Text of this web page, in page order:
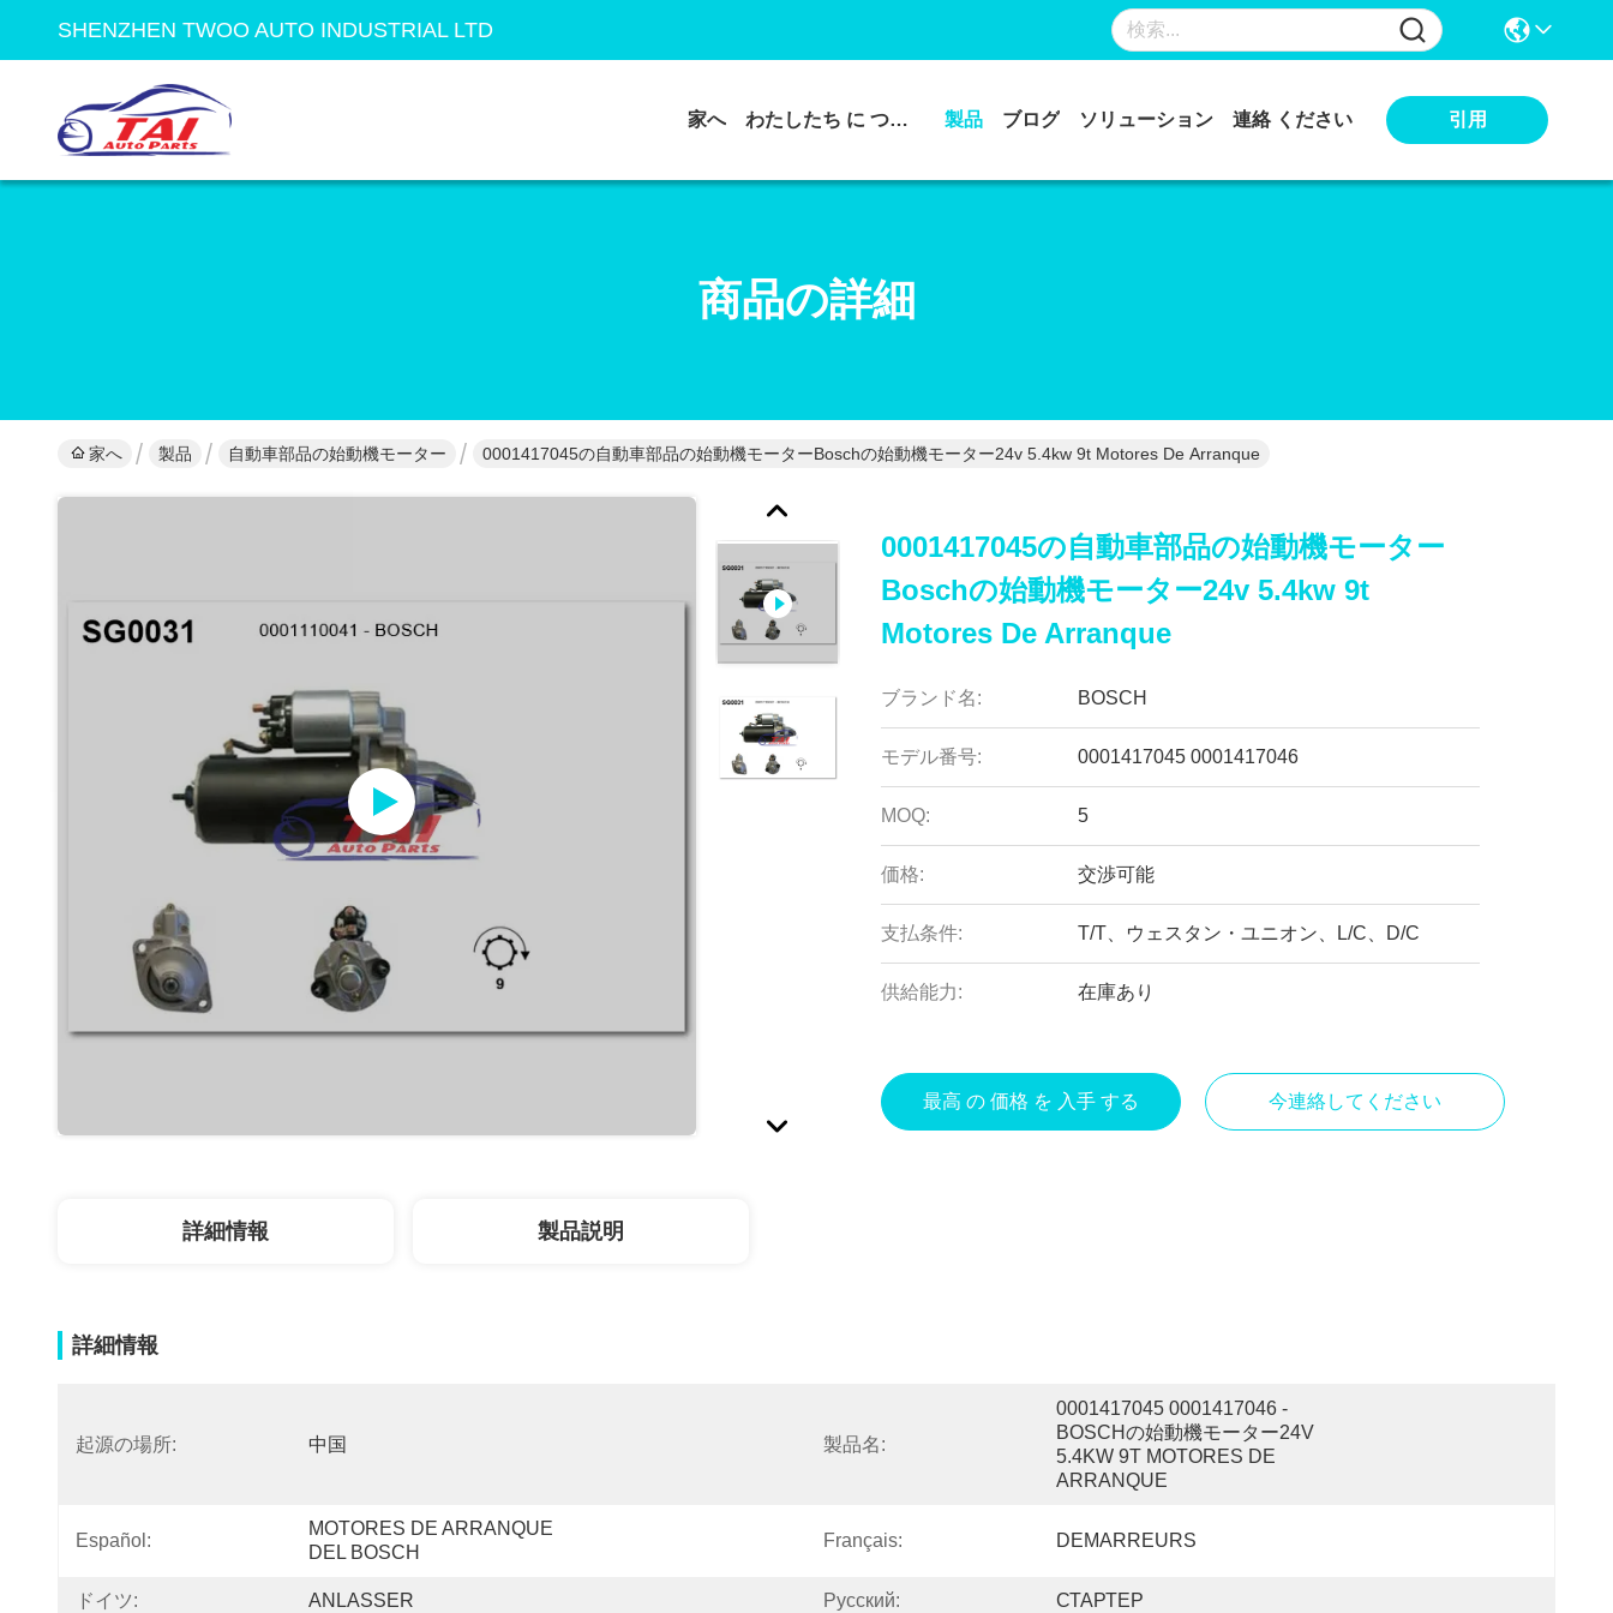
SHENZHEN TWOO AUTO INDUSTRIAL LTD
家へ わたしたち に つい て 製品 ブログ ソリューション 連絡 ください 引用
商品の詳細
家へ 製品 自動車部品の始動機モーター 0001417045の自動車部品の始動機モーターBoschの始動機モーター24v 5.4kw 9t Motores De Arranque
0001417045の自動車部品の始動機モーター
Boschの始動機モーター24v 5.4kw 9t
Motores De Arranque
ブランド名: BOSCH
モデル番号: 0001417045 0001417046
MOQ: 5
価格: 交渉可能
支払条件: T/T、ウェスタン・ユニオン、L/C、D/C
供給能力: 在庫あり
最高 の 価格 を 入手 する 今連絡してください
詳細情報 製品説明
詳細情報
起源の場所: 中国 製品名:
0001417045 0001417046 -
BOSCHの始動機モーター24V
5.4KW 9T MOTORES DE
ARRANQUE
Español:
MOTORES DE ARRANQUE
DEL BOSCH
Français: DEMARREURS
ドイツ: ANLASSER Pусский: СТАРТЕР